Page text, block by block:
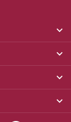



